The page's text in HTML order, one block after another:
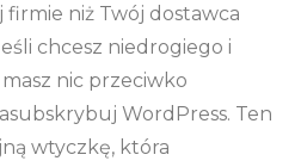
niż Twój dostawca
chcesz niedrogiego i
nic przeciwko
WordPress. Ten
wtyczkę, która